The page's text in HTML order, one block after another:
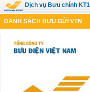
Dịch vụ Bưu chính KT1
DANH SÁCH BƯU GỬI VTN